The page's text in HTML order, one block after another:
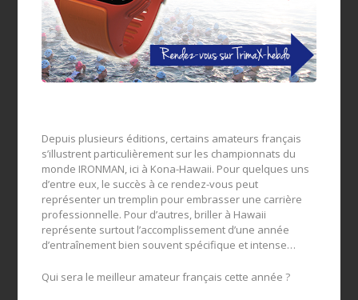
Depuis plusieurs éditions, certains amateurs français
s’illustrent particulièrement sur les championnats du
monde IRONMAN, ici à Kona-Hawaii. Pour quelques uns
d’entre eux, le succès à ce rendez-vous peut
représenter un tremplin pour embrasser une carrière
professionnelle. Pour d’autres, briller à Hawaii
représente surtout l’accomplissement d’une année
d’entraînement bien souvent spécifique et intense…
Qui sera le meilleur amateur français cette année ?